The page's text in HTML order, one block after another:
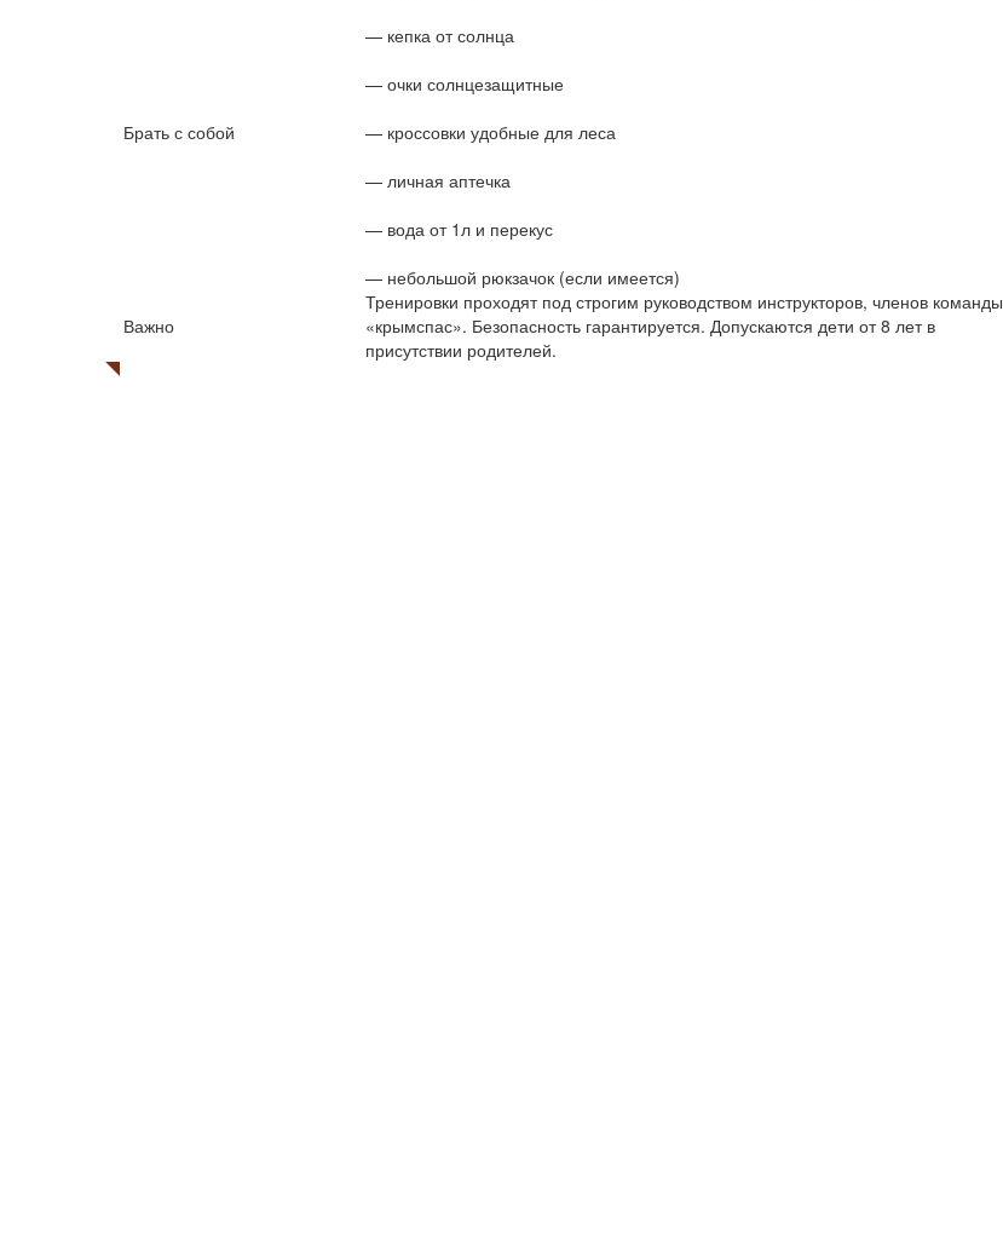
Брать с собой
— кепка от солнца
— очки солнцезащитные
— кроссовки удобные для леса
— личная аптечка
— вода от 1л и перекус
— небольшой рюкзачок (если имеется)
Важно
Тренировки проходят под строгим руководством инструкторов, членов команды
«крымспас». Безопасность гарантируется. Допускаются дети от 8 лет в
присутствии родителей.